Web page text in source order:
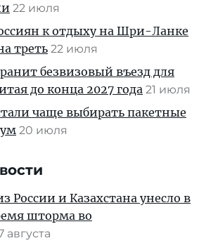
22 июля
к отдыху на Шри-Ланке
треть 22 июля
безвизовый въезд для
до конца 2027 года 21 июля
чаще выбирать пакетные
20 июля
России и Казахстана унесло в
шторма во
августа